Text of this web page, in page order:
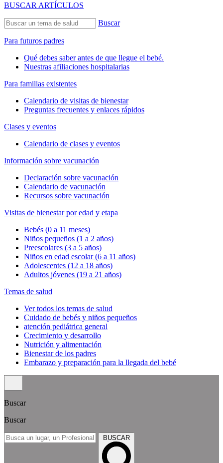
BUSCAR ARTÍCULOS
Buscar
Para futuros padres
Qué debes saber antes de que llegue el bebé.
Nuestras afiliaciones hospitalarias
Para familias existentes
Calendario de visitas de bienestar
Preguntas frecuentes y enlaces rápidos
Clases y eventos
Calendario de clases y eventos
Información sobre vacunación
Declaración sobre vacunación
Calendario de vacunación
Recursos sobre vacunación
Visitas de bienestar por edad y etapa
Bebés (0 a 11 meses)
Niños pequeños (1 a 2 años)
Preescolares (3 a 5 años)
Niños en edad escolar (6 a 11 años)
Adolescentes (12 a 18 años)
Adultos jóvenes (19 a 21 años)
Temas de salud
Ver todos los temas de salud
Cuidado de bebés y niños pequeños
atención pediátrica general
Crecimiento y desarrollo
Nutrición y alimentación
Bienestar de los padres
Embarazo y preparación para la llegada del bebé
Buscar
Buscar
BUSCAR